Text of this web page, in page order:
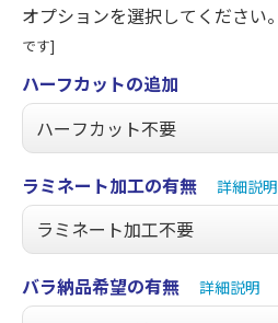
オプションを選択してください。
です]
ハーフカットの追加
ラミネート加工の有無 詳細説明
バラ納品希望の有無 詳細説明